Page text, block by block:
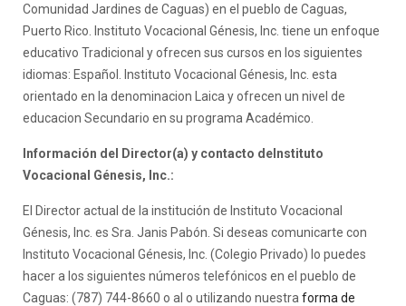
Comunidad Jardines de Caguas) en el pueblo de Caguas,
Puerto Rico. Instituto Vocacional Génesis, Inc. tiene un enfoque
educativo Tradicional y ofrecen sus cursos en los siguientes
idiomas: Español. Instituto Vocacional Génesis, Inc. esta
orientado en la denominacion Laica y ofrecen un nivel de
educacion Secundario en su programa Académico.
Información del Director(a) y contacto deInstituto
Vocacional Génesis, Inc.:
El Director actual de la institución de Instituto Vocacional
Génesis, Inc. es Sra. Janis Pabón. Si deseas comunicarte con
Instituto Vocacional Génesis, Inc. (Colegio Privado) lo puedes
hacer a los siguientes números telefónicos en el pueblo de
Caguas: (787) 744-8660 o al o utilizando nuestra forma de